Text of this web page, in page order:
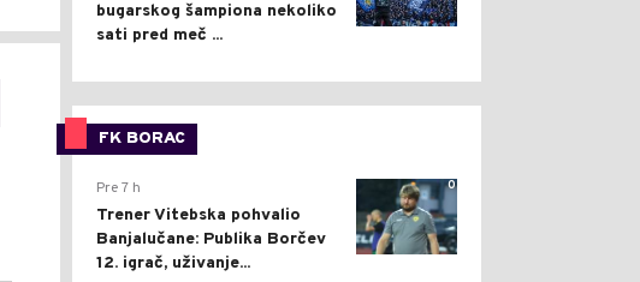
bugarskog šampiona nekoliko
sati pred meč ...
FK BORAC
0
Pre 7 h
Trener Vitebska pohvalio
Banjalučane: Publika Borčev
12. igrač, uživanje...